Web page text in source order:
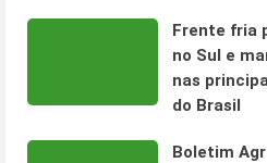
Frente fria
no Sul e
nas
do Brasil
Boletim